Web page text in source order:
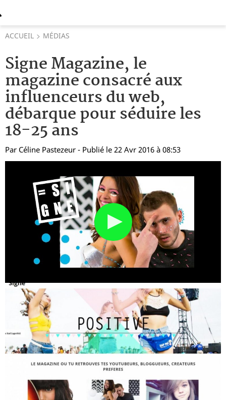
ACCUEIL MÉDIAS
Signe Magazine, le
magazine consacré aux
influenceurs du web,
débarque pour séduire les
18-25 ans
Par Céline Pastezeur - Publié le 22 Avr 2016 à 08:53